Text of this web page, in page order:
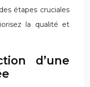
étapes cruciales
la qualité et
d’une